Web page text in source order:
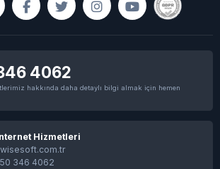
4062
hakkında daha detaylı bilgi almak için hemen
Hizmetleri
346 4062